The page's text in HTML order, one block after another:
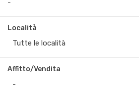
Località
Tutte le località
Affitto/Vendita
-